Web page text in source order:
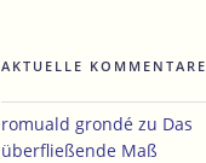
AKTUELLE KOMMENTARE
romuald grondé zu Das
überfließende Maß